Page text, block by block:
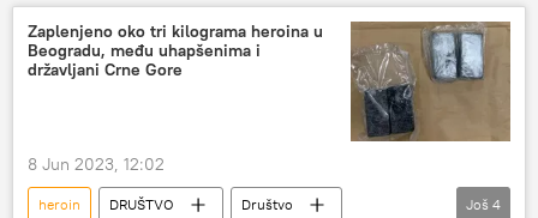
Hronika
Zaplenjeno oko tri kilograma heroina u
Beogradu, među uhapšenima i
državljani Crne Gore
8 Jun 2023, 12:02
heroin DRUŠTVO
Društvo
Još 4